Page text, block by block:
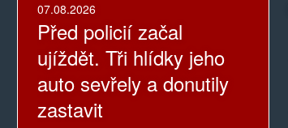
07.08.2026
Před policií začal
ujíždět. Tři hlídky jeho
auto sevřely a donutily
zastavit